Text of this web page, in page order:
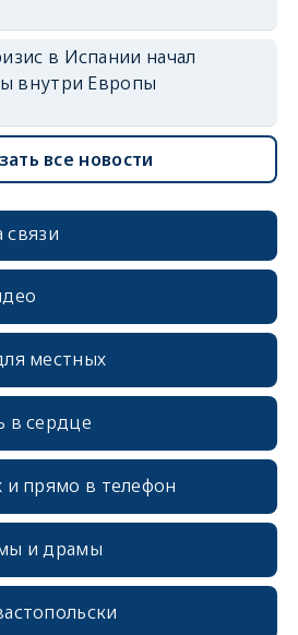
в Испании начал
внутри Европы
все новости
связи
местных
в сердце
и прямо в телефон
и драмы
erid: 2SDnjcrDNw6